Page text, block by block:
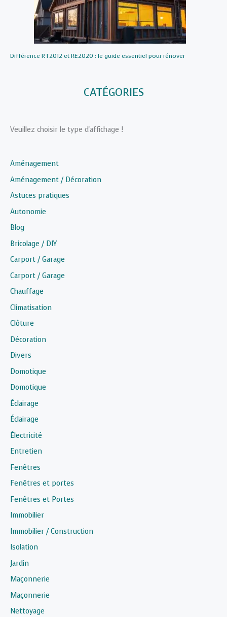
Différence RT2012 et RE2020 : le guide essentiel pour rénover
CATÉGORIES
Veuillez choisir le type d'affichage !
Aménagement
Aménagement / Décoration
Astuces pratiques
Autonomie
Blog
Bricolage / DIY
Carport / Garage
Carport / Garage
Chauffage
Climatisation
Clôture
Décoration
Divers
Domotique
Domotique
Éclairage
Éclairage
Électricité
Entretien
Fenêtres
Fenêtres et portes
Fenêtres et Portes
Immobilier
Immobilier / Construction
Isolation
Jardin
Maçonnerie
Maçonnerie
Nettoyage